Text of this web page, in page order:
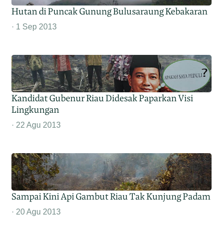
Hutan di Puncak Gunung Bulusaraung Kebakaran
1 Sep 2013
Kandidat Gubenur Riau Didesak Paparkan Visi
Lingkungan
22 Agu 2013
Sampai Kini Api Gambut Riau Tak Kunjung Padam
20 Agu 2013